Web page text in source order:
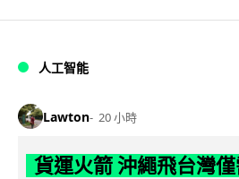
人工智能
Lawton 20 小時
貨運火箭 沖繩飛台灣